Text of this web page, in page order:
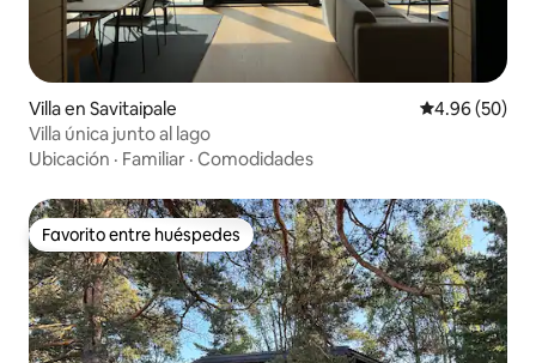
Villa en Savitaipale Calificación
4.96 (50)
Villa única junto al lago
Ubicación · Familiar · Comodidades
Favorito entre huéspedes
Favorito entre huéspedes